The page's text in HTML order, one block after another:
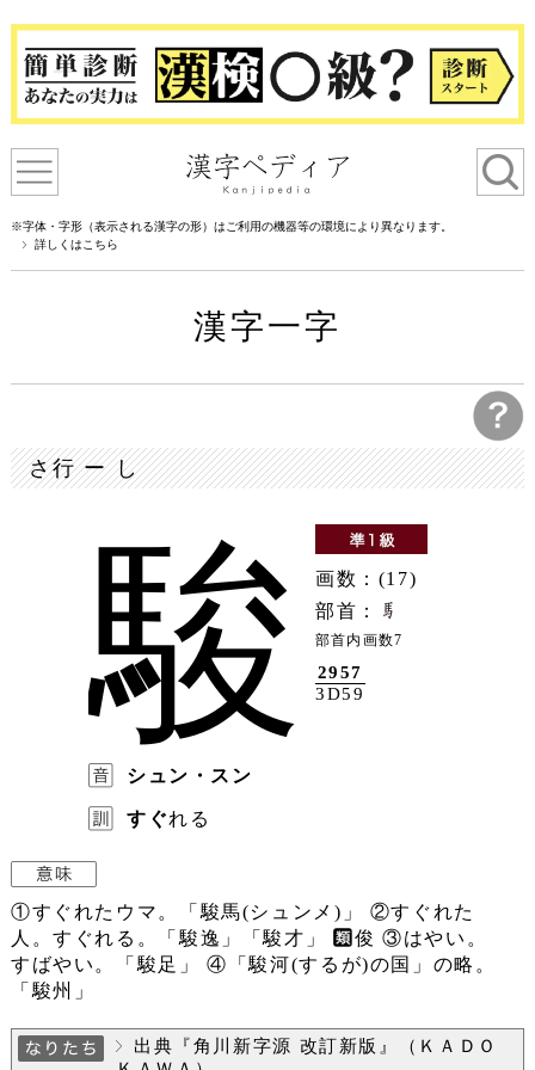
※字体・字形（表示される漢字の形）はご利用の機器等の環境により異なります。
詳しくはこちら
漢字一字
さ行 ー し
駿
画数：(17)
部首：
部首内画数7
2957
3D59
シュン・スン
すぐれる
①すぐれたウマ。「駿馬(シュンメ)」 ②すぐれた
人。すぐれる。「駿逸」「駿才」
俊 ③はやい。
すばやい。「駿足」 ④「駿河(するが)の国」の略。
「駿州」
出典『角川新字源 改訂新版』（ＫＡＤＯ